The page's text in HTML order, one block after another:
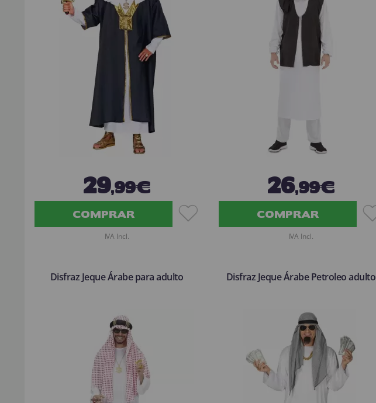
29,99€
COMPRAR
IVA Incl.
26,99€
COMPRAR
IVA Incl.
Disfraz Jeque Árabe para adulto Disfraz Jeque Árabe Petroleo adulto